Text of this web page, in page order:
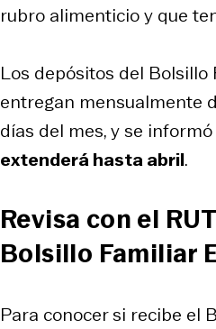
rubro alimenticio y que
Los depósitos del
entregan mensualmente
días del mes, y se
extenderá hasta abril.
Revisa con el
Bolsillo Familiar
Para conocer si recibe el